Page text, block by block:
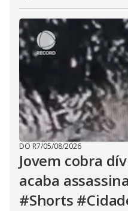
DO R7/05/08/2026
Jovem cobra
acaba
#Shorts